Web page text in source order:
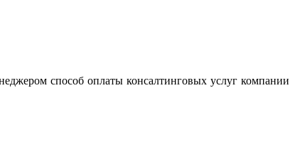
способ оплаты консалтинговых услуг компании